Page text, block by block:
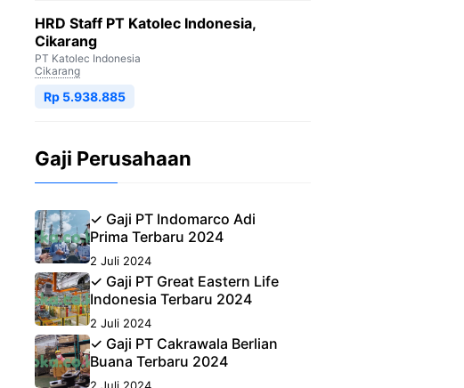
HRD Staff PT Katolec Indonesia,
Cikarang
PT Katolec Indonesia
Cikarang
Rp 5.938.885
Gaji Perusahaan
✓ Gaji PT Indomarco Adi
Prima Terbaru 2024
2 Juli 2024
✓ Gaji PT Great Eastern Life
Indonesia Terbaru 2024
2 Juli 2024
✓ Gaji PT Cakrawala Berlian
Buana Terbaru 2024